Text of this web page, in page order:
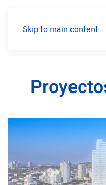
Skip to main content